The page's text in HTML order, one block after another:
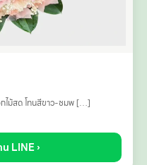
ไม้สด โทนสีขาว-ชมพ […]
LINE ›